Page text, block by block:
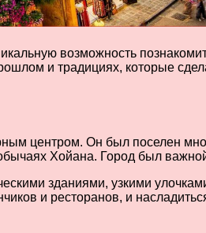
возможность
и традициях, которые
центром. Он был поселен
Хойана. Город был
зданиями, узкими
и ресторанов, и